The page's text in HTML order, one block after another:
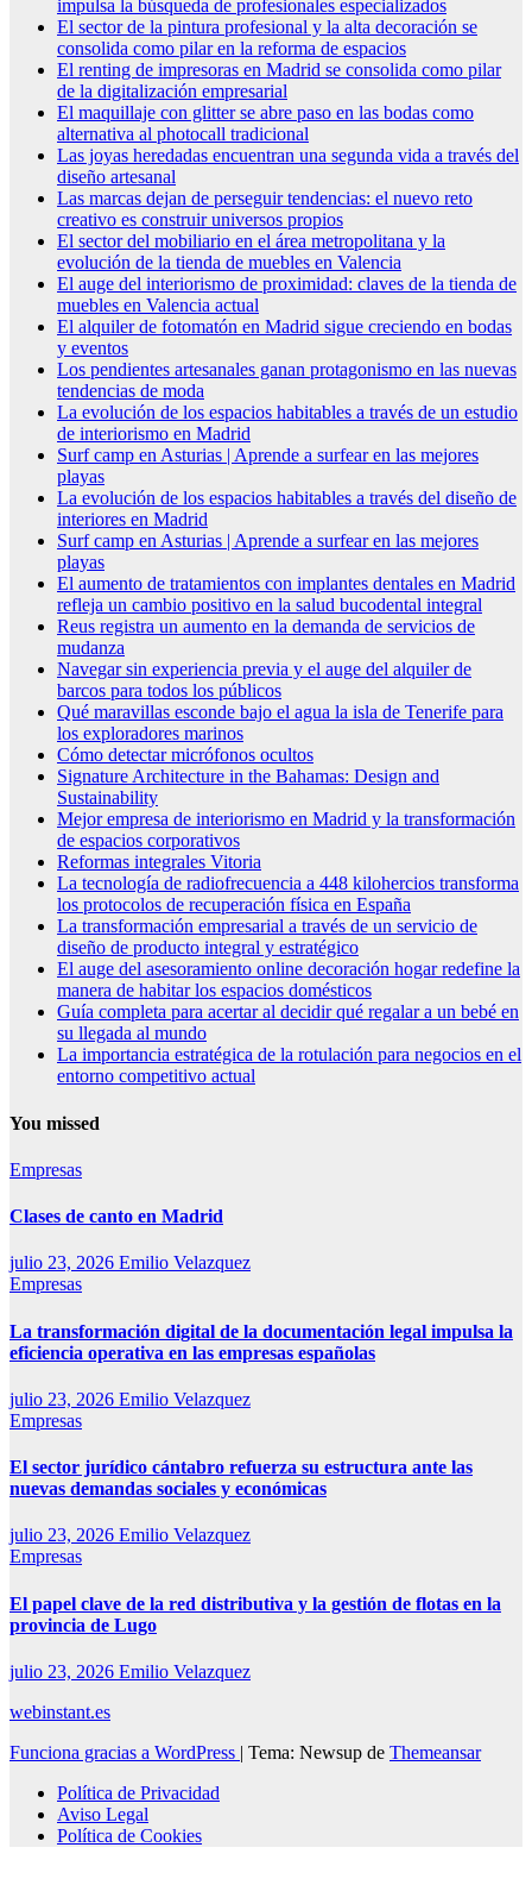
impulsa la búsqueda de profesionales especializados
El sector de la pintura profesional y la alta decoración se
consolida como pilar en la reforma de espacios
El renting de impresoras en Madrid se consolida como pilar
de la digitalización empresarial
El maquillaje con glitter se abre paso en las bodas como
alternativa al photocall tradicional
Las joyas heredadas encuentran una segunda vida a través del
diseño artesanal
Las marcas dejan de perseguir tendencias: el nuevo reto
creativo es construir universos propios
El sector del mobiliario en el área metropolitana y la
evolución de la tienda de muebles en Valencia
El auge del interiorismo de proximidad: claves de la tienda de
muebles en Valencia actual
El alquiler de fotomatón en Madrid sigue creciendo en bodas
y eventos
Los pendientes artesanales ganan protagonismo en las nuevas
tendencias de moda
La evolución de los espacios habitables a través de un estudio
de interiorismo en Madrid
Surf camp en Asturias | Aprende a surfear en las mejores
playas
La evolución de los espacios habitables a través del diseño de
interiores en Madrid
Surf camp en Asturias | Aprende a surfear en las mejores
playas
El aumento de tratamientos con implantes dentales en Madrid
refleja un cambio positivo en la salud bucodental integral
Reus registra un aumento en la demanda de servicios de
mudanza
Navegar sin experiencia previa y el auge del alquiler de
barcos para todos los públicos
Qué maravillas esconde bajo el agua la isla de Tenerife para
los exploradores marinos
Cómo detectar micrófonos ocultos
Signature Architecture in the Bahamas: Design and
Sustainability
Mejor empresa de interiorismo en Madrid y la transformación
de espacios corporativos
Reformas integrales Vitoria
La tecnología de radiofrecuencia a 448 kilohercios transforma
los protocolos de recuperación física en España
La transformación empresarial a través de un servicio de
diseño de producto integral y estratégico
El auge del asesoramiento online decoración hogar redefine la
manera de habitar los espacios domésticos
Guía completa para acertar al decidir qué regalar a un bebé en
su llegada al mundo
La importancia estratégica de la rotulación para negocios en el
entorno competitivo actual
You missed
Empresas
Clases de canto en Madrid
julio 23, 2026 Emilio Velazquez
Empresas
La transformación digital de la documentación legal impulsa la
eficiencia operativa en las empresas españolas
julio 23, 2026 Emilio Velazquez
Empresas
El sector jurídico cántabro refuerza su estructura ante las
nuevas demandas sociales y económicas
julio 23, 2026 Emilio Velazquez
Empresas
El papel clave de la red distributiva y la gestión de flotas en la
provincia de Lugo
julio 23, 2026 Emilio Velazquez
webinstant.es
Funciona gracias a WordPress | Tema: Newsup de Themeansar
Política de Privacidad
Aviso Legal
Política de Cookies